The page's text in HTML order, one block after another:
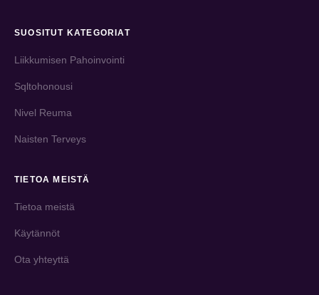
SUOSITUT KATEGORIAT
Liikkumisen Pahoinvointi
Sqltohonousi
Nivel Reuma
Naisten Terveys
TIETOA MEISTÄ
Tietoa meistä
Käytännöt
Ota yhteyttä